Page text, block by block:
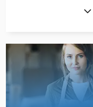
Case Ih 5120
Case Ih 7120